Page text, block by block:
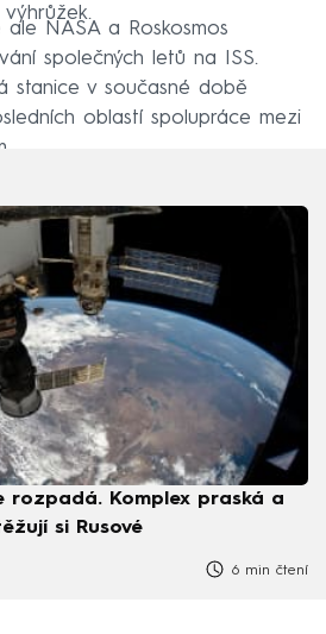
NASA a Roskosmos
společných letů na ISS.
stanice v současné době
oblastí spolupráce mezi
rozpadá. Komplex praská a
si Rusové
6 min čtení